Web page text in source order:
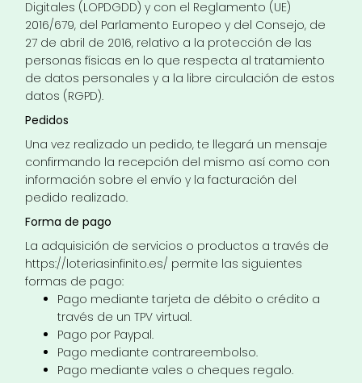
Digitales (LOPDGDD) y con el Reglamento (UE)
2016/679, del Parlamento Europeo y del Consejo, de
27 de abril de 2016, relativo a la protección de las
personas físicas en lo que respecta al tratamiento
de datos personales y a la libre circulación de estos
datos (RGPD).
Pedidos
Una vez realizado un pedido, te llegará un mensaje
confirmando la recepción del mismo así como con
información sobre el envío y la facturación del
pedido realizado.
Forma de pago
La adquisición de servicios o productos a través de
https://loteriasinfinito.es/ permite las siguientes
formas de pago:
Pago mediante tarjeta de débito o crédito a
través de un TPV virtual.
Pago por Paypal.
Pago mediante contrareembolso.
Pago mediante vales o cheques regalo.